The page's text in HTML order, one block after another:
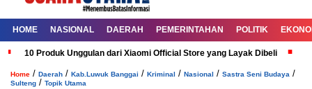
HOME NASIONAL DAERAH PEMERINTAHAN POLITIK
10 Produk Unggulan dari Xiaomi Official Store yang Layak Dibeli
Home / Daerah / Kab.Luwuk Banggai / Kriminal / Nasional / Sastra Seni Budaya /
Sulteng / Topik Utama